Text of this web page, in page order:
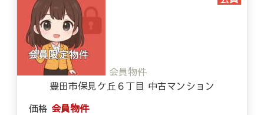
会員物件
豊田市保見ケ丘６丁目 中古マンション
価格 会員物件